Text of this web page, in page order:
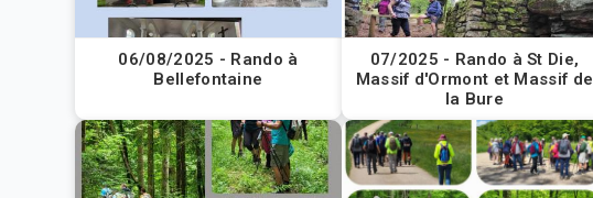
06/08/2025 - Rando à
Bellefontaine
07/2025 - Rando à St Die,
Massif d'Ormont et Massif de
la Bure